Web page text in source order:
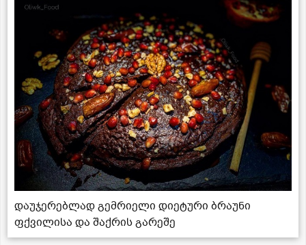
დაუჯერებლად გემრიელი დიეტური ბრაუნი
ფქვილისა და შაქრის გარეშე